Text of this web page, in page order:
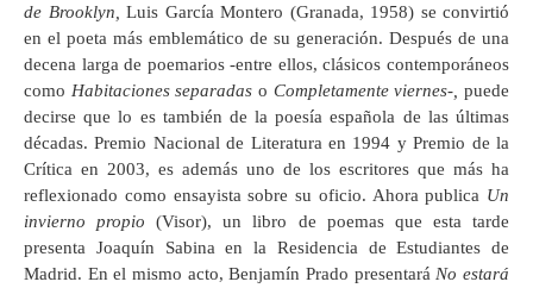
de Brooklyn, Luis García Montero (Granada, 1958) se convirtió
en el poeta más emblemático de su generación. Después de una
decena larga de poemarios -entre ellos, clásicos contemporáneos
como Habitaciones separadas o Completamente viernes-, puede
decirse que lo es también de la poesía española de las últimas
décadas. Premio Nacional de Literatura en 1994 y Premio de la
Crítica en 2003, es además uno de los escritores que más ha
reflexionado como ensayista sobre su oficio. Ahora publica Un
invierno propio (Visor), un libro de poemas que esta tarde
presenta Joaquín Sabina en la Residencia de Estudiantes de
Madrid. En el mismo acto, Benjamín Prado presentaráNo estará